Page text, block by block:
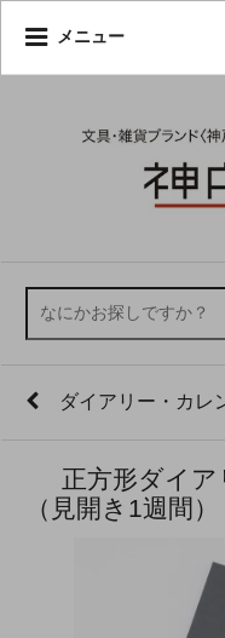
メニュー
ダイアリー・カレ
正方形ダイ
（見開き1週間）